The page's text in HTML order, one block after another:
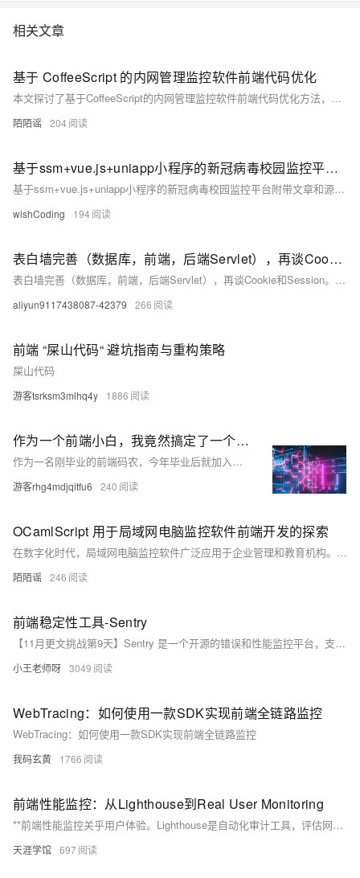
相关文章
基于 CoffeeScript 的内网管理监控软件前端代码优化
本文探讨了基于CoffeeScript的内网管理监控软件前端代码优化方法，包括数据请求缓存、界面更新采用虚拟DOM技术以及增强错误处理机制，旨在提升软件性能、响应速度和用户体验。
陌陌谣 204
基于ssm+vue.js+uniapp小程序的新冠病毒校园监控平台附带文章和源代码部署视频讲解等
基于ssm+vue.js+uniapp小程序的新冠病毒校园监控平台附带文章和源代码部署视频讲解等
wishCoding 194
表白墙完善（数据库，前端，后端Servlet），再谈Cookie和Session。以及一个关于Cookie的练习小程序
表白墙完善（数据库，前端，后端Servlet），再谈Cookie和Session。以及一个关于Cookie的练习小程序
aliyun9117438087-42379 266
前端 “屎山代码“ 避坑指南与重构策略
屎山代码
游客tsrksm3mlhq4y 1886
作为一个前端小白，我竟然搞定了一个小程序的交付
作为一名刚毕业的前端码农，今年毕业后就加入了一家初创公司。入职不久便接到了一个小程序开发项目，客户特别强调必须使用小程序原生语言进行开发。由于时间紧迫而合适的后端开发者暂时还没到位，老板决定让我边学边做，承担起整个项目的前后端开发工作。对于初出茅庐的我来说，这无疑是一个巨大的挑战。不仅要掌握一门新的编程语言，还要学习数据库设计、服务器部署等一系列后端技术，任务艰巨。正当我为此感到头疼时，一位前辈向我推荐了极态云。经过一番调研后发现，它简直就是为像我这样缺乏后端经验但又急需快速完成项目的人量身定做的解决方案！
游客rhg4mdjqitfu6 240
OCamlScript 用于局域网电脑监控软件前端开发的探索
在数字化时代，局域网电脑监控软件广泛应用于企业管理和教育机构。OCamlScript 作为新兴技术，在此类软件的前端开发中展现出独特潜力，特别是在网络请求、界面更新及用户交互处理方面。通过合理利用其特性，可构建高效稳定的前端应用，提升用户体验，具有广阔的应用前景。
陌陌谣 246
前端稳定性工具-Sentry
【11月更文挑战第9天】Sentry 是一个开源的错误和性能监控平台，支持多种编程语言和框架。它能够捕获前端应用中的各种错误和性能问题，提供详细的错误信息和用户行为关联，帮助开发团队快速定位和解决问题，优化应用性能。但需注意隐私保护、数据准确性和成本控制。
小王老师呀 3049
WebTracing：如何使用一款SDK实现前端全链路监控
WebTracing：如何使用一款SDK实现前端全链路监控
我码玄黄 1766
前端性能监控：从Lighthouse到Real User Monitoring
**前端性能监控关乎用户体验。Lighthouse是自动化审计工具，评估网页性能、最佳实践、可访问性等，通过CLI或Chrome DevTools使用。RUM则实时监控用户与网站互动，收集性能数据。两者结合，从开发到生产环境，全面优化前端性能，包括资源加载、代码优化、网络性能和用户体验。使用Lighthouse和RUM数据，结合CI/CD，持续改进并设定性能预算，采用SSR、Service Worker、Code Splitting等高级策略，确保高性能和用户满意度。**
天涯学馆 697